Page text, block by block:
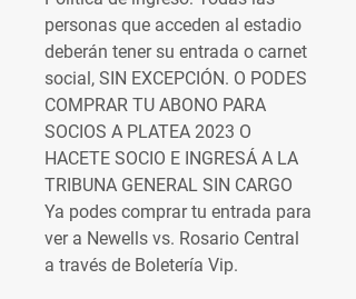
personas que acceden al estadio
deberán tener su entrada o carnet
social, SIN EXCEPCIÓN. O PODES
COMPRAR TU ABONO PARA
SOCIOS A PLATEA 2023 O
HACETE SOCIO E INGRESÁ A LA
TRIBUNA GENERAL SIN CARGO
Ya podes comprar tu entrada para
ver a Newells vs. Rosario Central
a través de Boletería Vip.